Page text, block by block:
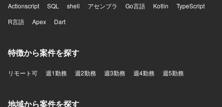
Actionscript
SQL shell アセンブラ Go言語 Kotlin
TypeScript
R言語
Apex Dart
特徴から案件を探す
リモート可 週1勤務 週2勤務 週3勤務 週4勤務 週5勤務
地域から案件を探す